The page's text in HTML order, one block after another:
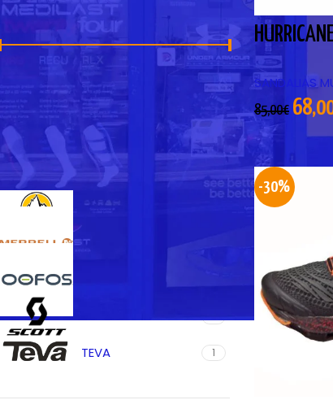
FILTRAR POR PRECIO
FILTRAR
40€ — 130€
FILTRAR POR MARCA
LA SPORTIVA
MERRELL
1
TEVA 1
SANDALIAS
85,00€
-30%